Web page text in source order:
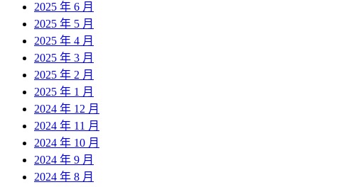
2025 年 6 月
2025 年 5 月
2025 年 4 月
2025 年 3 月
2025 年 2 月
2025 年 1 月
2024 年 12 月
2024 年 11 月
2024 年 10 月
2024 年 9 月
2024 年 8 月